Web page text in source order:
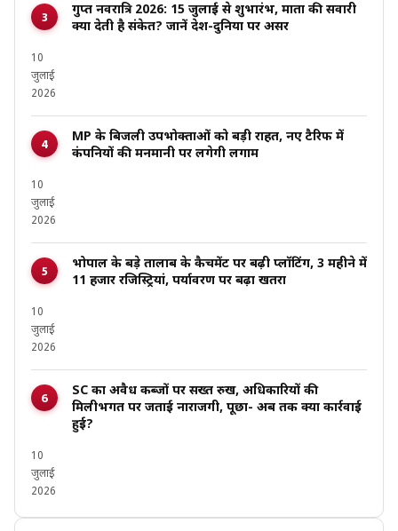
गुप्त नवरात्रि 2026: 15 जुलाई से शुभारंभ, माता की सवारी
क्या देती है संकेत? जानें देश-दुनिया पर असर
10
जुलाई
2026
MP के बिजली उपभोक्ताओं को बड़ी राहत, नए टैरिफ में
कंपनियों की मनमानी पर लगेगी लगाम
10
जुलाई
2026
भोपाल के बड़े तालाब के कैचमेंट पर बढ़ी प्लॉटिंग, 3 महीने में
11 हजार रजिस्ट्रियां, पर्यावरण पर बढ़ा खतरा
10
जुलाई
2026
SC का अवैध कब्जों पर सख्त रुख, अधिकारियों की
मिलीभगत पर जताई नाराजगी, पूछा- अब तक क्या कार्रवाई
हुई?
10
जुलाई
2026